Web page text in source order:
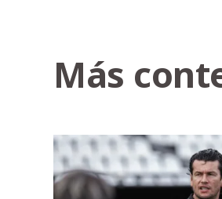
Más